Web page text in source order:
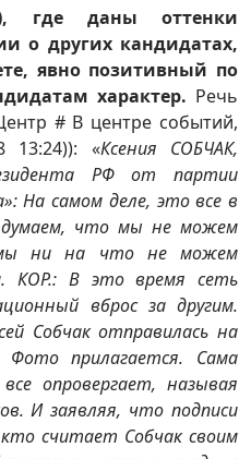
где даны оттенки
о других кандидатах,
явно позитивный по
характер. Речь
# В центре событий,
13:24)): «Ксения СОБЧАК,
РФ от партии
На самом деле, это все в
что мы не можем
ни на что не можем
КОР.: В это время сеть
вброс за другим.
Собчак отправилась на
прилагается. Сама
опровергает, называя
И заявляя, что подписи
считает Собчак своим